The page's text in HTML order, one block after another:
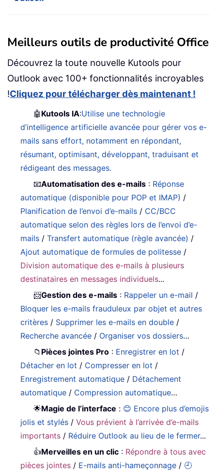
Meilleurs outils de productivité Office
Découvrez la toute nouvelle Kutools pour
Outlook avec 100+ fonctionnalités incroyables
!Cliquez pour télécharger dès maintenant !
🤖 Kutools IA:Utilise une technologie
d’intelligence artificielle avancée pour gérer vos e-
mails sans effort, notamment en répondant,
résumant, optimisant, développant, traduisant et
rédigeant des messages.
📧Automatisation des e-mails : Réponse
automatique (disponible pour POP et IMAP) /
Planification de l’envoi d’e-mails / CC/BCC
automatique selon des règles lors de l’envoi d’e-
mails /Transfert automatique (règle avancée) /
Ajout automatique de formules de politesse /
Division automatique des e-mails à plusieurs
destinataires en messages individuels...
📨Gestion des e-mails : Rappeler un e-mail /
Bloquer les e-mails frauduleux par objet et autres
critères / Supprimer les e-mails en double /
Recherche avancée / Organiser vos dossiers…
📁 Pièces jointes Pro : Enregistrer en lot /
Détacher en lot / Compresser en lot /
Enregistrement automatique / Détachement
automatique / Compression automatique…
🌟Magie de l’interface : 😊 Encore plus d’emojis
jolis et stylés /Vous prévient à l’arrivée d’e-mails
importants / Réduire Outlook au lieu de le fermer...
👍Merveilles en un clic : Répondre à tous avec
pièces jointes / E-mails anti-hameçonnage / 🕘